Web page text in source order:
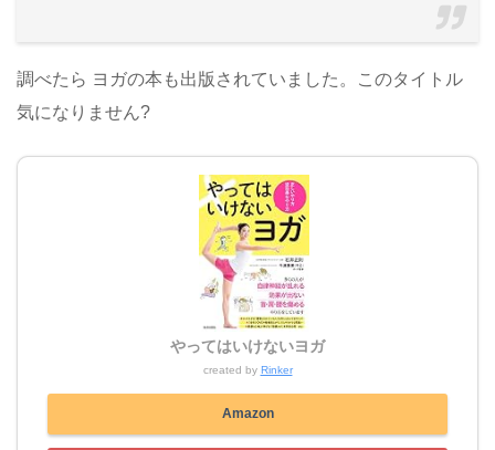
調べたら ヨガの本も出版されていました。このタイトル
気になりません?
やってはいけないヨガ
created by Rinker
Amazon